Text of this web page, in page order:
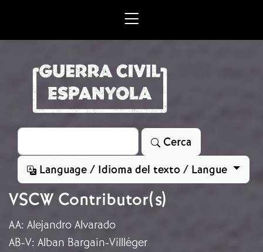
Cerca
Cerca
Language / Idioma del texto / Langue
VSCW Contributor(s)
AA: Alejandro Alvarado
AB-V: Alban Bargain-Villléger